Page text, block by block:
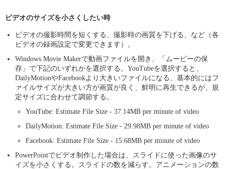
ビデオのサイズを小さくしたい時
ビデオの撮影時間を短くする、撮影時の画質を下げる、など（各
ビデオの録画設定で変更できます）。
Windows Movie Makerで動画ファイルを開き、「ムービーの保
存」で下記のいずれかを選択する。YouTubeを選択すると、
DailyMotionやFacebookより大きいファイルになる。基本的にはフ
ァイルサイズが大きい方が画質が良く、鮮明に再生できるが、規
定サイズに合わせて調節する。
YouTube: Estimate File Size - 37.14MB per minute of video
DailyMotion: Estimate File Size - 29.98MB per minute of video
Facebook: Estimate File Size - 15.68MB per minute of video
PowerPointでビデオ制作した場合は、スライドに使った画像のサ
イズを小さくする。スライドの数を減らす。アニメーションの数